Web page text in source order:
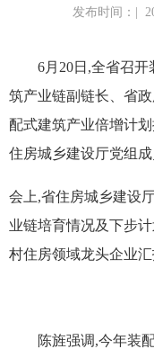
发布时间：|
6月20日,全省召开
筑产业链副链长、省
配式建筑产业倍增计
住房城乡建设厅党组
会上,省住房城乡建设
业链培育情况及下步
村住房领域龙头企业
陈旌强调,今年装配